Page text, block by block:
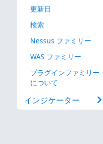
更新日
検索
Nessus ファミリー
WAS ファミリー
プラグインファミリー
について
インジケーター